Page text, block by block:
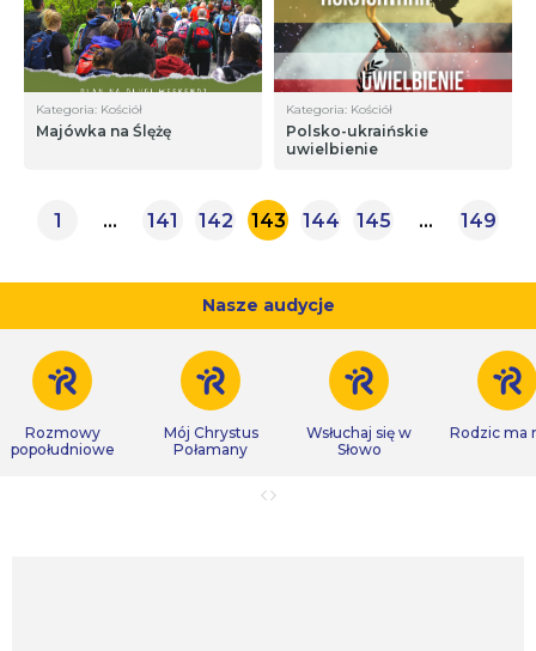
Kategoria: Kościół
Majówka na Ślężę
Kategoria: Kościół
Polsko-ukraińskie
uwielbienie
1 … 141 142 143 144 145 … 149
Nasze audycje
Rozmowy
popołudniowe
Mój Chrystus
Połamany
Wsłuchaj się w
Słowo
Rodzic ma